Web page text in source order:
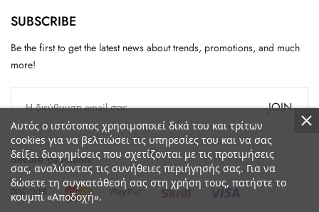
SUBSCRIBE
Be the first to get the latest news about trends, promotions, and much
more!
JOIN
Secure payments
Αυτός ο ιστότοπος χρησιμοποιεί δικά του και τρίτων
cookies για να βελτιώσει τις υπηρεσίες του και να σας
δείξει διαφημίσεις που σχετίζονται με τις προτιμήσεις
σας, αναλύοντας τις συνήθειες περιήγησής σας. Για να
δώσετε τη συγκατάθεσή σας στη χρήση τους, πατήστε το
κουμπί «Αποδοχή».